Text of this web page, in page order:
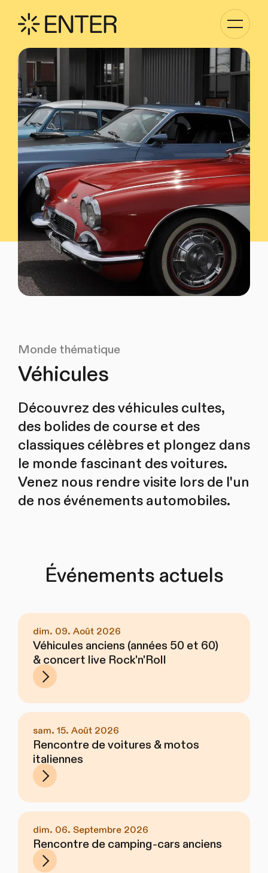
Basculer
la
Monde thématique
Véhicules
Découvrez des véhicules cultes,
des bolides de course et des
classiques célèbres et plongez dans
le monde fascinant des voitures.
Venez nous rendre visite lors de l'un
de nos événements automobiles.
Événements actuels
dim. 09. Août 2026
Véhicules anciens (années 50 et 60)
& concert live Rock'n'Roll
sam. 15. Août 2026
Rencontre de voitures & motos
italiennes
dim. 06. Septembre 2026
Rencontre de camping-cars anciens